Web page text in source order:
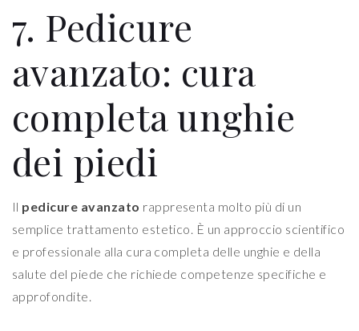
7. Pedicure
avanzato: cura
completa unghie
dei piedi
Il pedicure avanzato rappresenta molto più di un
semplice trattamento estetico. È un approccio scientifico
e professionale alla cura completa delle unghie e della
salute del piede che richiede competenze specifiche e
approfondite.